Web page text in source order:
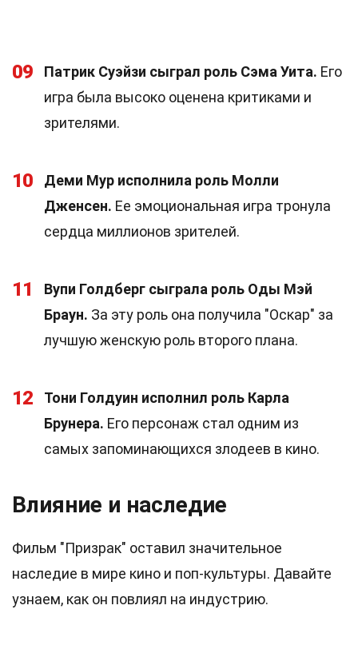
09 Патрик Суэйзи сыграл роль Сэма Уита. Его
игра была высоко оценена критиками и
зрителями.
10
Деми Мур исполнила роль Молли
Дженсен. Ее эмоциональная игра тронула
сердца миллионов зрителей.
11
Вупи Голдберг сыграла роль Оды Мэй
Браун. За эту роль она получила "Оскар" за
лучшую женскую роль второго плана.
12
Тони Голдуин исполнил роль Карла
Брунера. Его персонаж стал одним из
самых запоминающихся злодеев в кино.
Влияние и наследие
Фильм "Призрак" оставил значительное
наследие в мире кино и поп-культуры. Давайте
узнаем, как он повлиял на индустрию.